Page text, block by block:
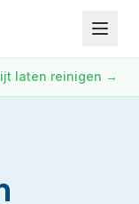
laten reinigen →